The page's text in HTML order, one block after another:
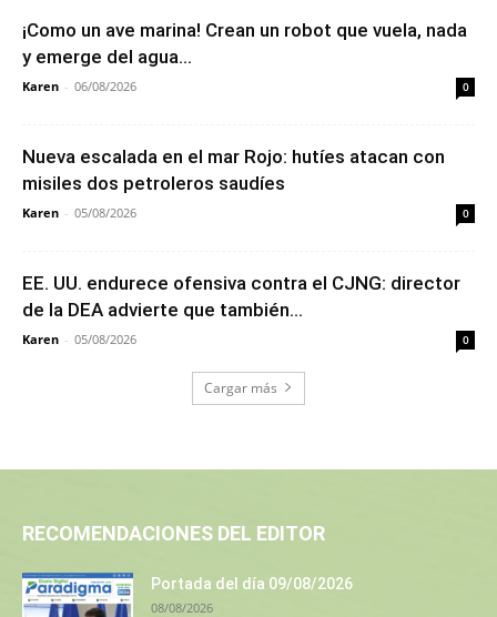
¡Como un ave marina! Crean un robot que vuela, nada
y emerge del agua...
Karen - 06/08/2026 0
Nueva escalada en el mar Rojo: hutíes atacan con
misiles dos petroleros saudíes
Karen - 05/08/2026 0
EE. UU. endurece ofensiva contra el CJNG: director
de la DEA advierte que también...
Karen - 05/08/2026 0
Cargar más
RECOMENDACIONES DEL EDITOR
Portada del día 09/08/2026
08/08/2026